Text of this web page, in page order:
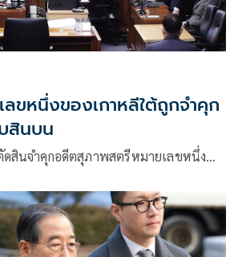
ขหนึ่งของเกาหลีใต้ถูกจำคุก
สินบน
สินจำคุกอดีตสุภาพสตรีหมายเลขหนึ่ง…